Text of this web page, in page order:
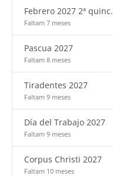
Febrero 2027 2ª quinc.
Faltam 7 meses
Pascua 2027
Faltam 8 meses
Tiradentes 2027
Faltam 9 meses
Día del Trabajo 2027
Faltam 9 meses
Corpus Christi 2027
Faltam 10 meses